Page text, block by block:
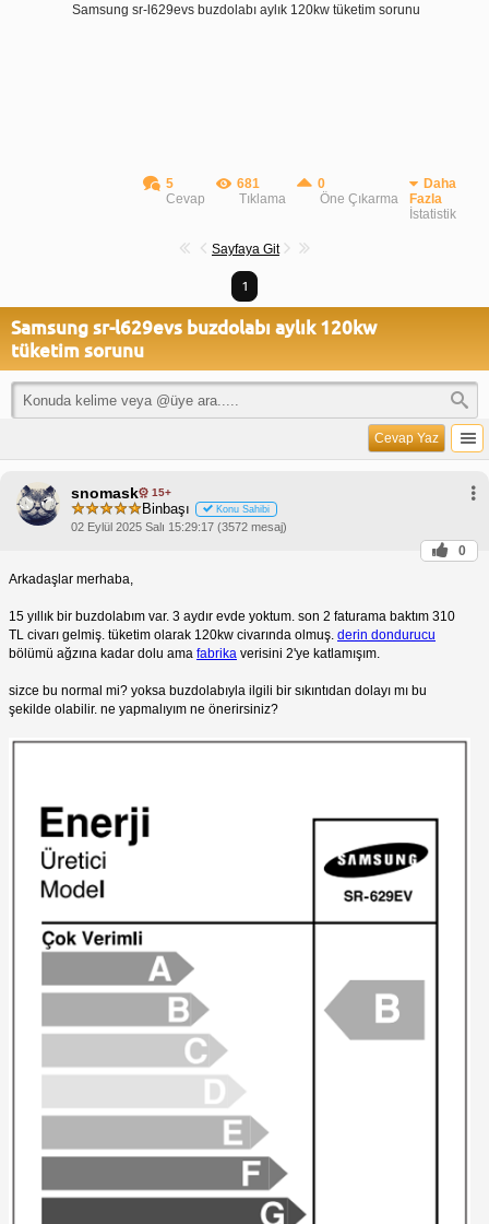
Samsung sr-l629evs buzdolabı aylık 120kw tüketim sorunu
5
Cevap
681
Tıklama
0
Öne Çıkarma
Daha
Fazla
İstatistik
Sayfaya Git
1
Samsung sr-l629evs buzdolabı aylık 120kw
tüketim sorunu
Cevap Yaz
snomask 15+
Binbaşı Konu Sahibi
02 Eylül 2025 Salı 15:29:17 (3572 mesaj)
0
Arkadaşlar merhaba,
15 yıllık bir buzdolabım var. 3 aydır evde yoktum. son 2 faturama baktım 310
TL civarı gelmiş. tüketim olarak 120kw civarında olmuş. derin dondurucu
bölümü ağzına kadar dolu ama fabrika verisini 2'ye katlamışım.
sizce bu normal mi? yoksa buzdolabıyla ilgili bir sıkıntıdan dolayı mı bu
şekilde olabilir. ne yapmalıyım ne önerirsiniz?